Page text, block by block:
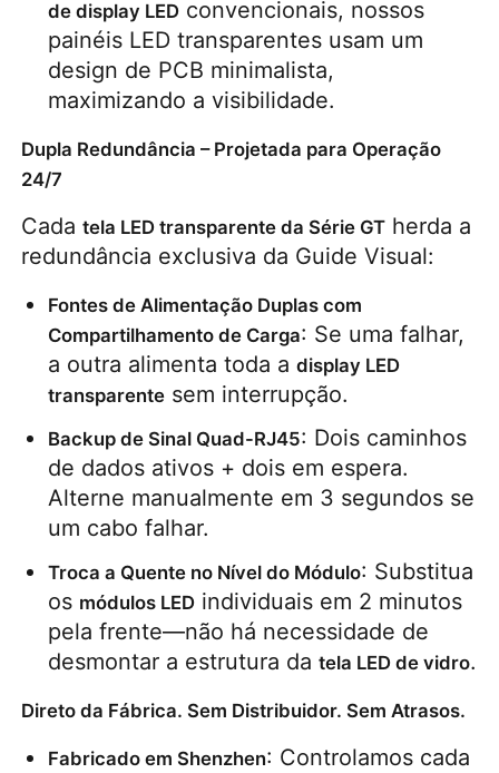
Ecrã LED SMD
outdoor led ao ar livre
de display LED convencionais, nossos
painéis LED transparentes usam um
design de PCB minimalista,
maximizando a visibilidade.
Dupla Redundância – Projetada para Operação
24/7
Cada tela LED transparente da Série GT herda a
redundância exclusiva da Guide Visual:
Fontes de Alimentação Duplas com
Compartilhamento de Carga: Se uma falhar,
a outra alimenta toda a display LED
transparente sem interrupção.
Backup de Sinal Quad-RJ45: Dois caminhos
de dados ativos + dois em espera.
Alterne manualmente em 3 segundos se
um cabo falhar.
Troca a Quente no Nível do Módulo: Substitua
os módulos LED individuais em 2 minutos
pela frente—não há necessidade de
desmontar a estrutura da tela LED de vidro.
Direto da Fábrica. Sem Distribuidor. Sem Atrasos.
Fabricado em Shenzhen: Controlamos cada